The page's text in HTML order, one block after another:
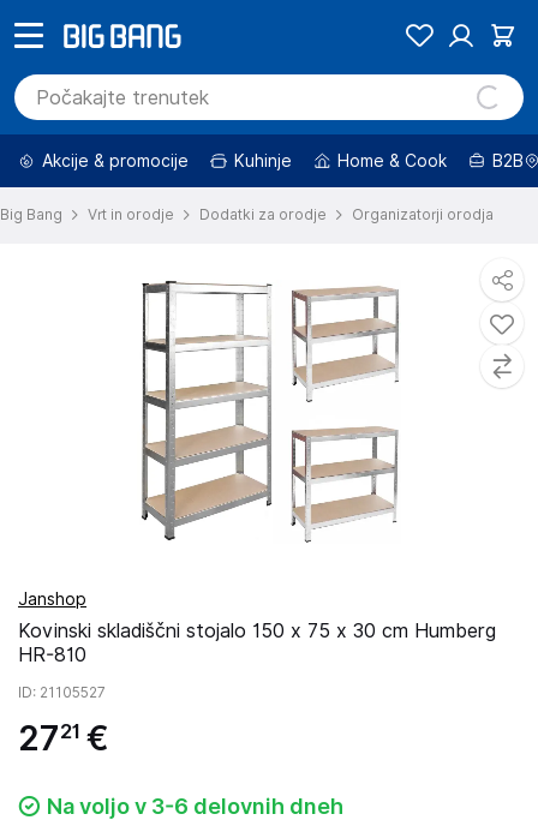
Akcije & promocije Kuhinje Home & Cook B2B
Big Bang Vrt in orodje Dodatki za orodje Organizatorji orodja
Janshop
Kovinski skladiščni stojalo 150 x 75 x 30 cm Humberg
HR-810
ID: 21105527
2721 €
Na voljo v 3-6 delovnih dneh